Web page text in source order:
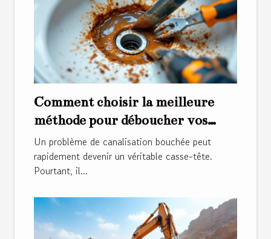
Comment choisir la meilleure
méthode pour déboucher vos
canalisations ?
Un problème de canalisation bouchée peut
rapidement devenir un véritable casse-tête.
Pourtant, il...